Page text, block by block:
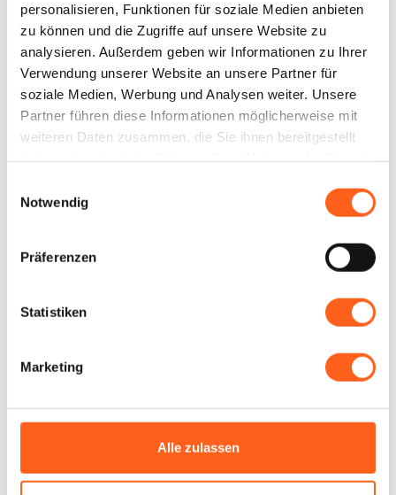
personalisieren, Funktionen für soziale Medien anbieten
zu können und die Zugriffe auf unsere Website zu
analysieren. Außerdem geben wir Informationen zu Ihrer
Verwendung unserer Website an unsere Partner für
soziale Medien, Werbung und Analysen weiter. Unsere
Partner führen diese Informationen möglicherweise mit
weiteren Daten zusammen, die Sie ihnen bereitgestellt
Notwendig
Präferenzen
Statistiken
Marketing
Alle zulassen
BnB Aurora Castelluzzo
E-Mailinfo@aurorasanvito.it
LBL_CIN_CDE
Wie kommt man
Infos anfordern
am Rande von San Vito lo Capo ist von viel
Grün umgeben. Rundherum die
charakteristische mediterrane Macchia,
+ Read more